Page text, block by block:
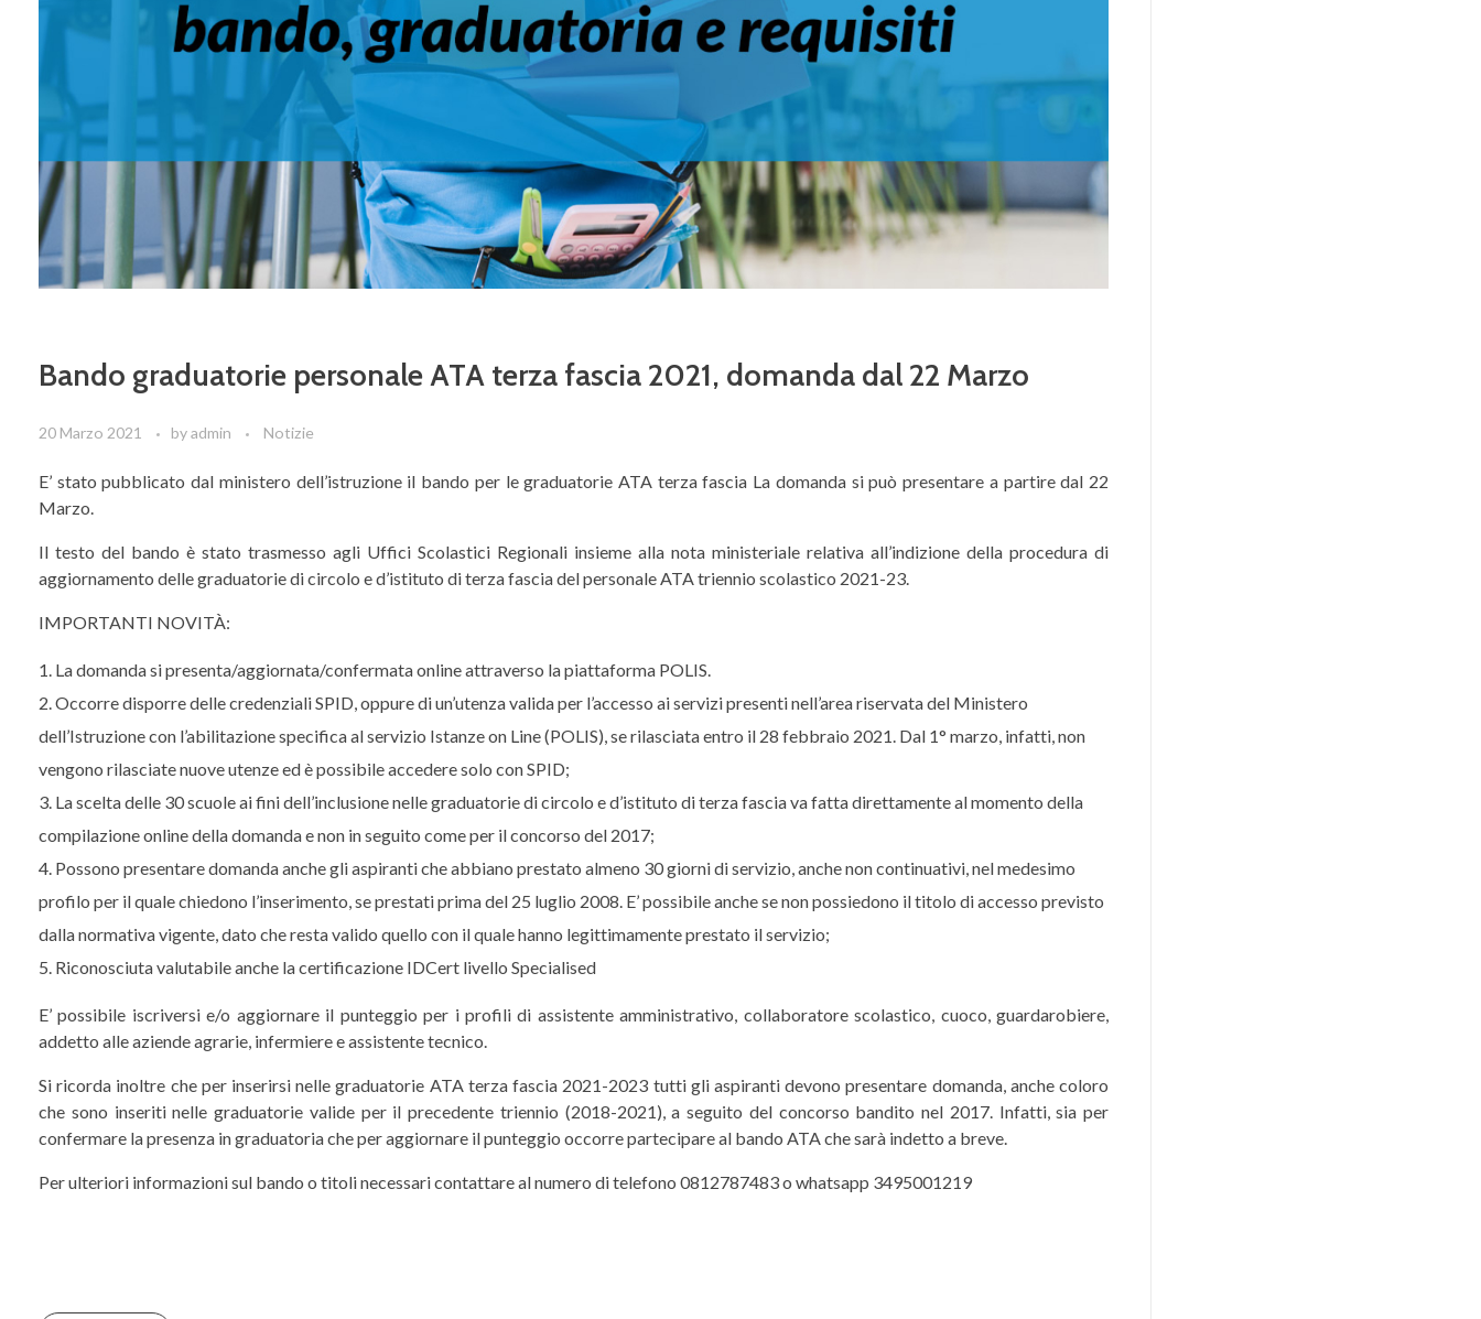
Bando graduatorie personale ATA terza fascia 2021, domanda dal 22 Marzo
20 Marzo 2021 byadmin Notizie
E’ stato pubblicato dal ministero dell’istruzione il bando per le graduatorie ATA terza fascia La domanda si può presentare a partire dal 22
Marzo.
Il testo del bando è stato trasmesso agli Uffici Scolastici Regionali insieme alla nota ministeriale relativa all’indizione della procedura di
aggiornamento delle graduatorie di circolo e d’istituto di terza fascia del personale ATA triennio scolastico 2021-23.
IMPORTANTI NOVITÀ:
La domanda si presenta/aggiornata/confermata online attraverso la piattaforma POLIS.
Occorre disporre delle credenziali SPID, oppure di un’utenza valida per l’accesso ai servizi presenti nell’area riservata del Ministero
dell’Istruzione con l’abilitazione specifica al servizio Istanze on Line (POLIS), se rilasciata entro il 28 febbraio 2021. Dal 1° marzo, infatti, non
vengono rilasciate nuove utenze ed è possibile accedere solo con SPID;
La scelta delle 30 scuole ai fini dell’inclusione nelle graduatorie di circolo e d’istituto di terza fascia va fatta direttamente al momento della
compilazione online della domanda e non in seguito come per il concorso del 2017;
Possono presentare domanda anche gli aspiranti che abbiano prestato almeno 30 giorni di servizio, anche non continuativi, nel medesimo
profilo per il quale chiedono l’inserimento, se prestati prima del 25 luglio 2008. E’ possibile anche se non possiedono il titolo di accesso previsto
dalla normativa vigente, dato che resta valido quello con il quale hanno legittimamente prestato il servizio;
Riconosciuta valutabile anche la certificazione IDCert livello Specialised
E’ possibile iscriversi e/o aggiornare il punteggio per i profili di assistente amministrativo, collaboratore scolastico, cuoco, guardarobiere,
addetto alle aziende agrarie, infermiere e assistente tecnico.
Si ricorda inoltre che per inserirsi nelle graduatorie ATA terza fascia 2021-2023 tutti gli aspiranti devono presentare domanda, anche coloro
che sono inseriti nelle graduatorie valide per il precedente triennio (2018-2021), a seguito del concorso bandito nel 2017. Infatti, sia per
confermare la presenza in graduatoria che per aggiornare il punteggio occorre partecipare al bando ATA che sarà indetto a breve.
Per ulteriori informazioni sul bando o titoli necessari contattare al numero di telefono 0812787483 o whatsapp 3495001219